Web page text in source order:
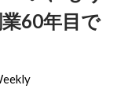
60年目で